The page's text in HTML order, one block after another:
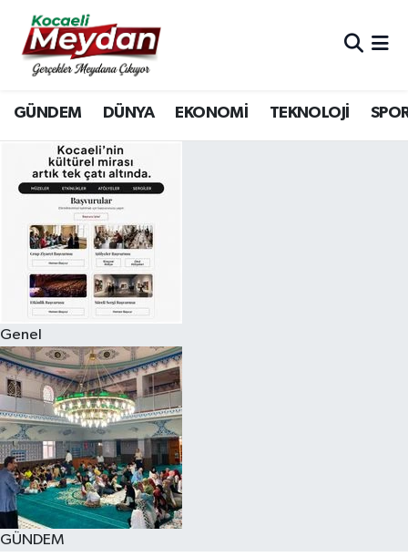
GÜNDEM DÜNYA EKONOMİ TEKNOLOJİ
Genel
GÜNDEM
Nöbetçi Eczaneler
Hava Durumu
Trafik Durumu
Süper Lig Puan Durumu ve Fikstür
Tüm Manşetler
Son Dakika Haberleri
Haber Arşivi